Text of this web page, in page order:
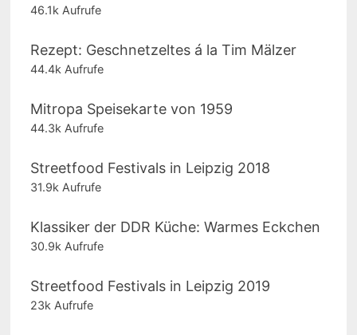
46.1k Aufrufe
Rezept: Geschnetzeltes á la Tim Mälzer
44.4k Aufrufe
Mitropa Speisekarte von 1959
44.3k Aufrufe
Streetfood Festivals in Leipzig 2018
31.9k Aufrufe
Klassiker der DDR Küche: Warmes Eckchen
30.9k Aufrufe
Streetfood Festivals in Leipzig 2019
23k Aufrufe